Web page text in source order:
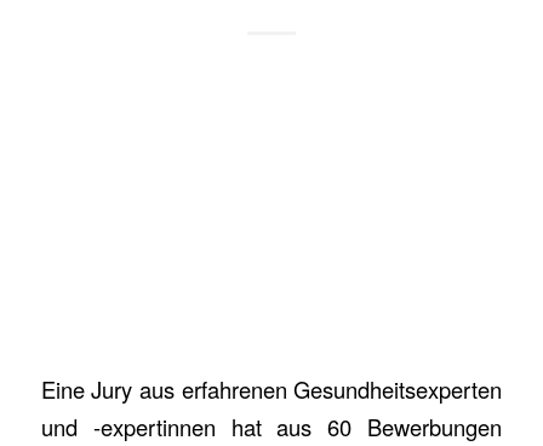
Eine Jury aus erfahrenen Gesundheitsexperten
und -expertinnen hat aus 60 Bewerbungen